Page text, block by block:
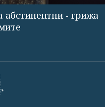
абстинентни - грижа